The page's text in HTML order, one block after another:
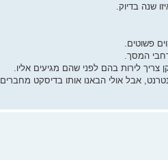
פשוטים.
המסך.
לירות בהם לפני שהם מגיעים אליו.
אבל אולי הבאנו אותו בדיסקט מחברים